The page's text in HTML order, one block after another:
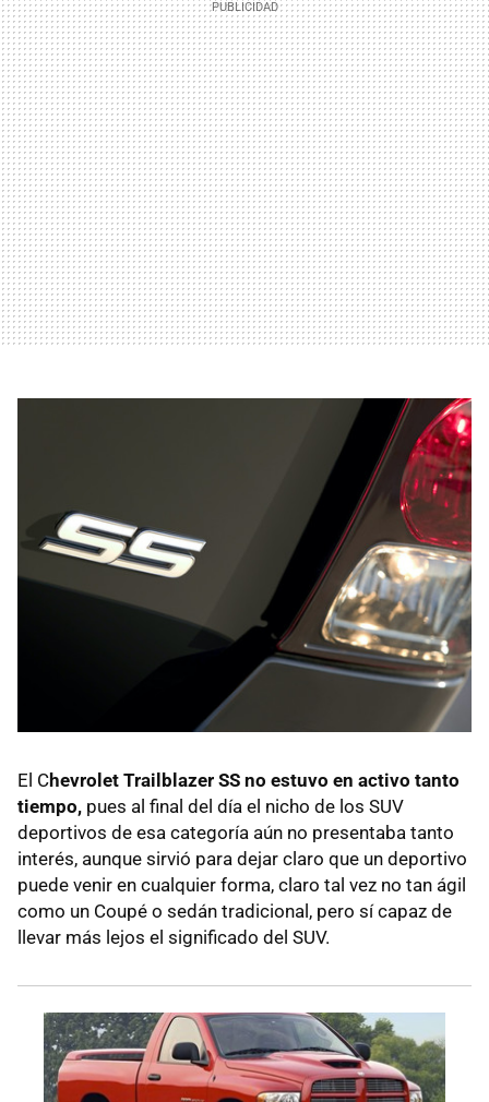
El Chevrolet Trailblazer SS no estuvo en activo tanto
tiempo, pues al final del día el nicho de los SUV
deportivos de esa categoría aún no presentaba tanto
interés, aunque sirvió para dejar claro que un deportivo
puede venir en cualquier forma, claro tal vez no tan ágil
como un Coupé o sedán tradicional, pero sí capaz de
llevar más lejos el significado del SUV.